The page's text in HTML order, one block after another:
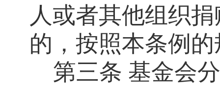
人或者其他组织
的，按照本条例
第三条 基金会